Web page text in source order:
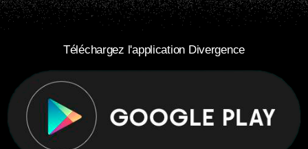
Téléchargez l'application Divergence